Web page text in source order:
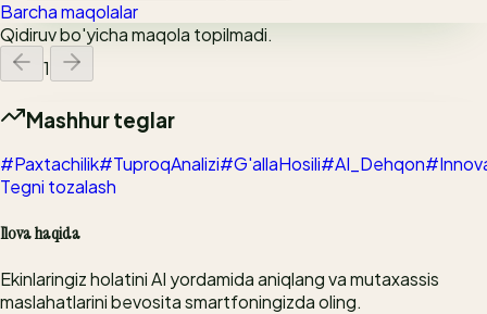
Barcha maqolalar
Qidiruv bo'yicha maqola topilmadi.
1
Mashhur teglar
#Paxtachilik#TuproqAnalizi#G'allaHosili#AI_Dehqon
Tegni tozalash
Ilova haqida
Ekinlaringiz holatini AI yordamida aniqlang va mutaxassis
maslahatlarini bevosita smartfoningizda oling.